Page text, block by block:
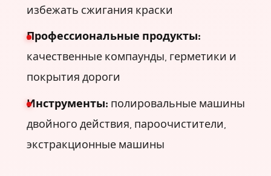
избежать сжигания краски
Профессиональные продукты:
качественные компаунды, герметики и
покрытия дороги
Инструменты: полировальные машины
двойного действия, пароочистители,
экстракционные машины